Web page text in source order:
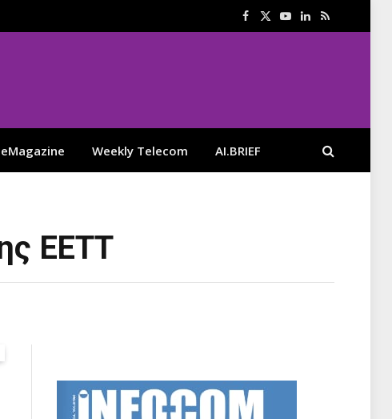
Facebook
X
YouTube
LinkedIn
RSS
eMagazine Weekly Telecom AI.BRIEF
ΕΕΤΤ